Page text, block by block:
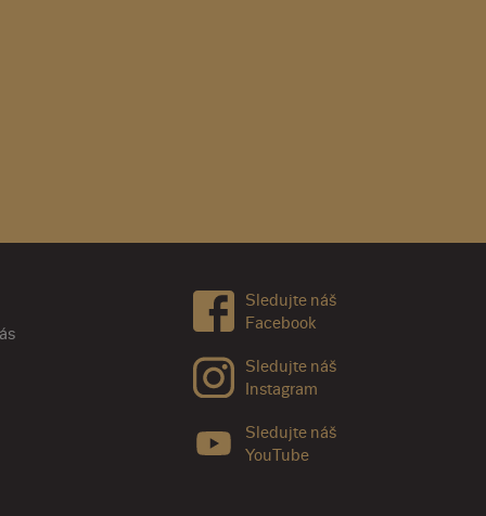
Sledujte náš
Facebook
Sledujte náš
Instagram
Sledujte náš
YouTube